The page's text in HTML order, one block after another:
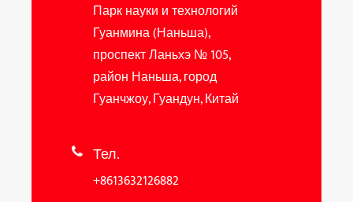
Парк науки и технологий
Гуанмина (Наньша),
проспект Ланьхэ № 105,
район Наньша, город
Гуанчжоу, Гуандун, Китай
 Тел.
+8613632126882